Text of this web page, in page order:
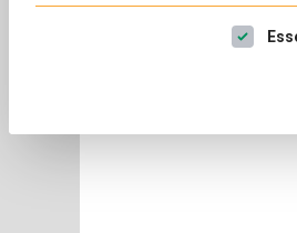
Es folgt eine Liste der